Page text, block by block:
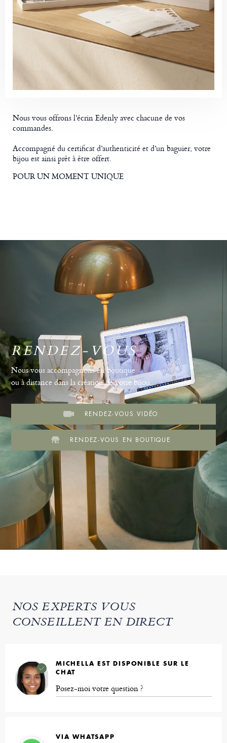
Nous vous offrons l’écrin Edenly avec chacune de vos
commandes.
Accompagné du certificat d’authenticité et d’un baguier, votre
bijou est ainsi prêt à être offert.
POUR UN MOMENT UNIQUE
RENDEZ-VOUS
Nous vous accompagnons en boutique
ou à distance dans la création de votre bijou.
RENDEZ-VOUS VIDÉO
RENDEZ-VOUS EN BOUTIQUE
NOS EXPERTS VOUS
CONSEILLENT EN DIRECT
MICHELLA EST DISPONIBLE SUR LE
CHAT
Posez-moi votre question ?
VIA WHATSAPP